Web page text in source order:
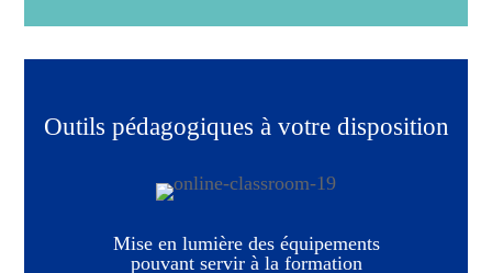
Outils pédagogiques à votre disposition
Mise en lumière des équipements
pouvant servir à la formation